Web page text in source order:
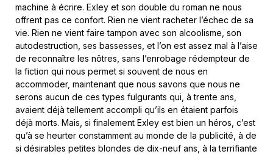
machine à écrire. Exley et son double du roman ne nous
offrent pas ce confort. Rien ne vient racheter l’échec de sa
vie. Rien ne vient faire tampon avec son alcoolisme, son
autodestruction, ses bassesses, et l’on est assez mal à l’aise
de reconnaître les nôtres, sans l’enrobage rédempteur de
la fiction qui nous permet si souvent de nous en
accommoder, maintenant que nous savons que nous ne
serons aucun de ces types fulgurants qui, à trente ans,
avaient déjà tellement accompli qu’ils en étaient parfois
déjà morts. Mais, si finalement Exley est bien un héros, c’est
qu’à se heurter constamment au monde de la publicité, à de
si désirables petites blondes de dix-neuf ans, à la terrifiante